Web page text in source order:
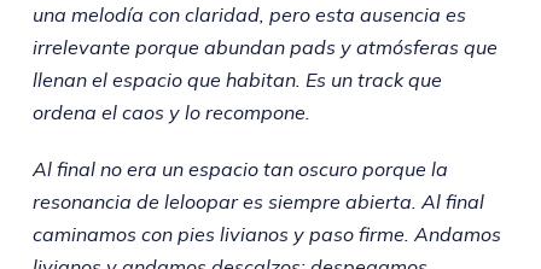
una melodía con claridad, pero esta ausencia es
irrelevante porque abundan pads y atmósferas que
llenan el espacio que habitan. Es un track que
ordena el caos y lo recompone.
Al final no era un espacio tan oscuro porque la
resonancia de leloopar es siempre abierta. Al final
caminamos con pies livianos y paso firme. Andamos